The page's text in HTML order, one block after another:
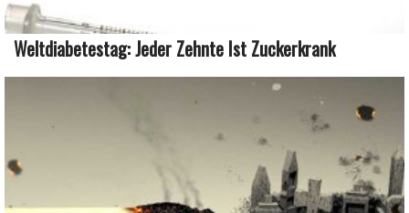
Weltdiabetestag: Jeder Zehnte Ist Zuckerkrank